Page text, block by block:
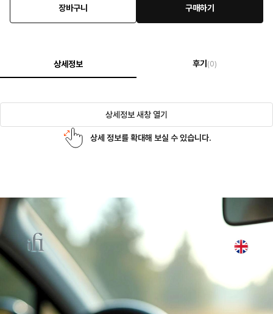
장바구니 구매하기
상세정보 후기 (0)
상세정보 새창 열기
상세 정보를 확대해 보실 수 있습니다.